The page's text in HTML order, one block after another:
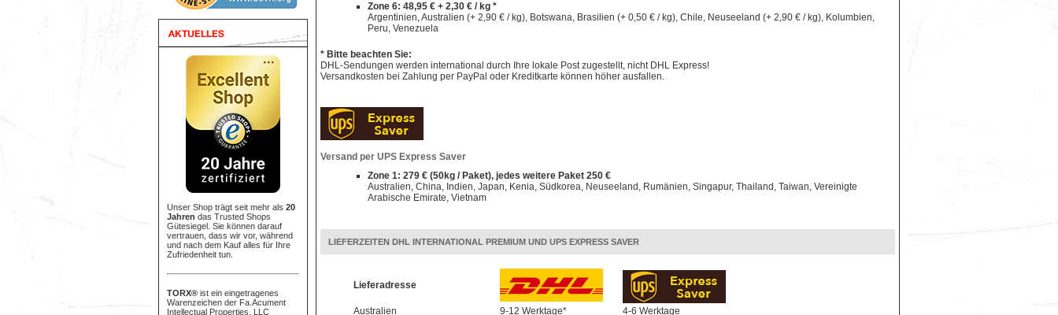
Unser Shop trägt seit mehr als 20
Jahren das Trusted Shops
Gütesiegel. Sie können darauf
vertrauen, dass wir vor, während
und nach dem Kauf alles für Ihre
Zufriedenheit tun.
TORX® ist ein eingetragenes
Warenzeichen der Fa.Acument
Intellectual Properties, LLC
Zone 6: 48,95 € + 2,30 € / kg *
Argentinien, Australien (+ 2,90 € / kg), Botswana, Brasilien (+ 0,50 € / kg), Chile, Neuseeland (+ 2,90 € / kg), Kolumbien,
Peru, Venezuela
* Bitte beachten Sie:
DHL-Sendungen werden international durch Ihre lokale Post zugestellt, nicht DHL Express!
Versandkosten bei Zahlung per PayPal oder Kreditkarte können höher ausfallen.
Versand per UPS Express Saver
Zone 1: 279 € (50kg / Paket), jedes weitere Paket 250 €
Australien, China, Indien, Japan, Kenia, Südkorea, Neuseeland, Rumänien, Singapur, Thailand, Taiwan, Vereinigte
Arabische Emirate, Vietnam
LIEFERZEITEN DHL INTERNATIONAL PREMIUM UND UPS EXPRESS SAVER
Lieferadresse
Australien 9-12 Werktage*
4-6 Werktage